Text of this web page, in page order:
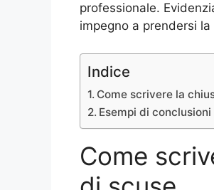
professionale.
impegno a prendersi
Indice
Come scrivere la
Esempi di
Come